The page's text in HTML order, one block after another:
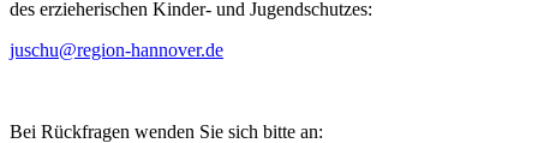
des erzieherischen Kinder- und Jugendschutzes:
juschu@region-hannover.de
Bei Rückfragen wenden Sie sich bitte an: